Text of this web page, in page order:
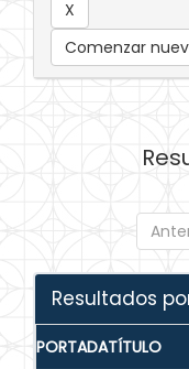
Comenzar
Resultados
PORTADATÍTULO